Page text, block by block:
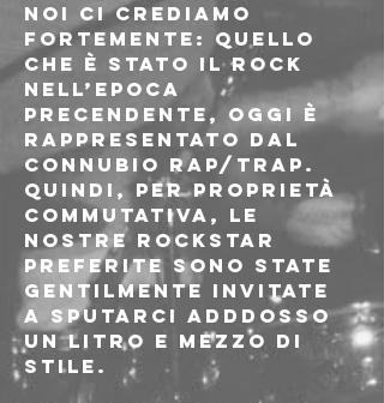
Noi ci crediamo
fortemente: quello
che è stato il rock
nell’epoca
precendente, oggi è
rappresentato dal
connubio rap/trap.
Quindi, per proprietà
commutativa, le
nostre rockstar
preferite sono state
gentilmente invitate
a sputarci adddosso
un litro e mezzo di
stile.